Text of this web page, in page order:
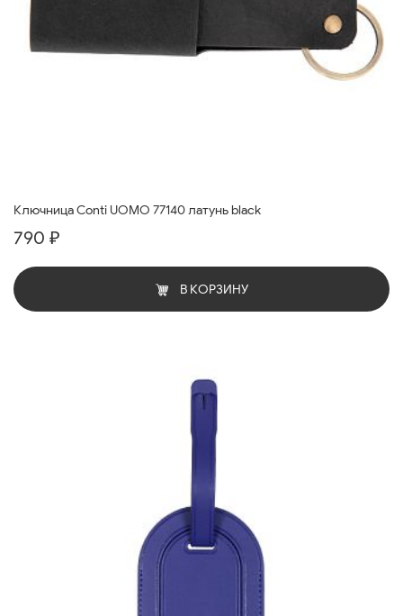
Ключница Conti UOMO 77140 латунь black
790 ₽
В КОРЗИНУ